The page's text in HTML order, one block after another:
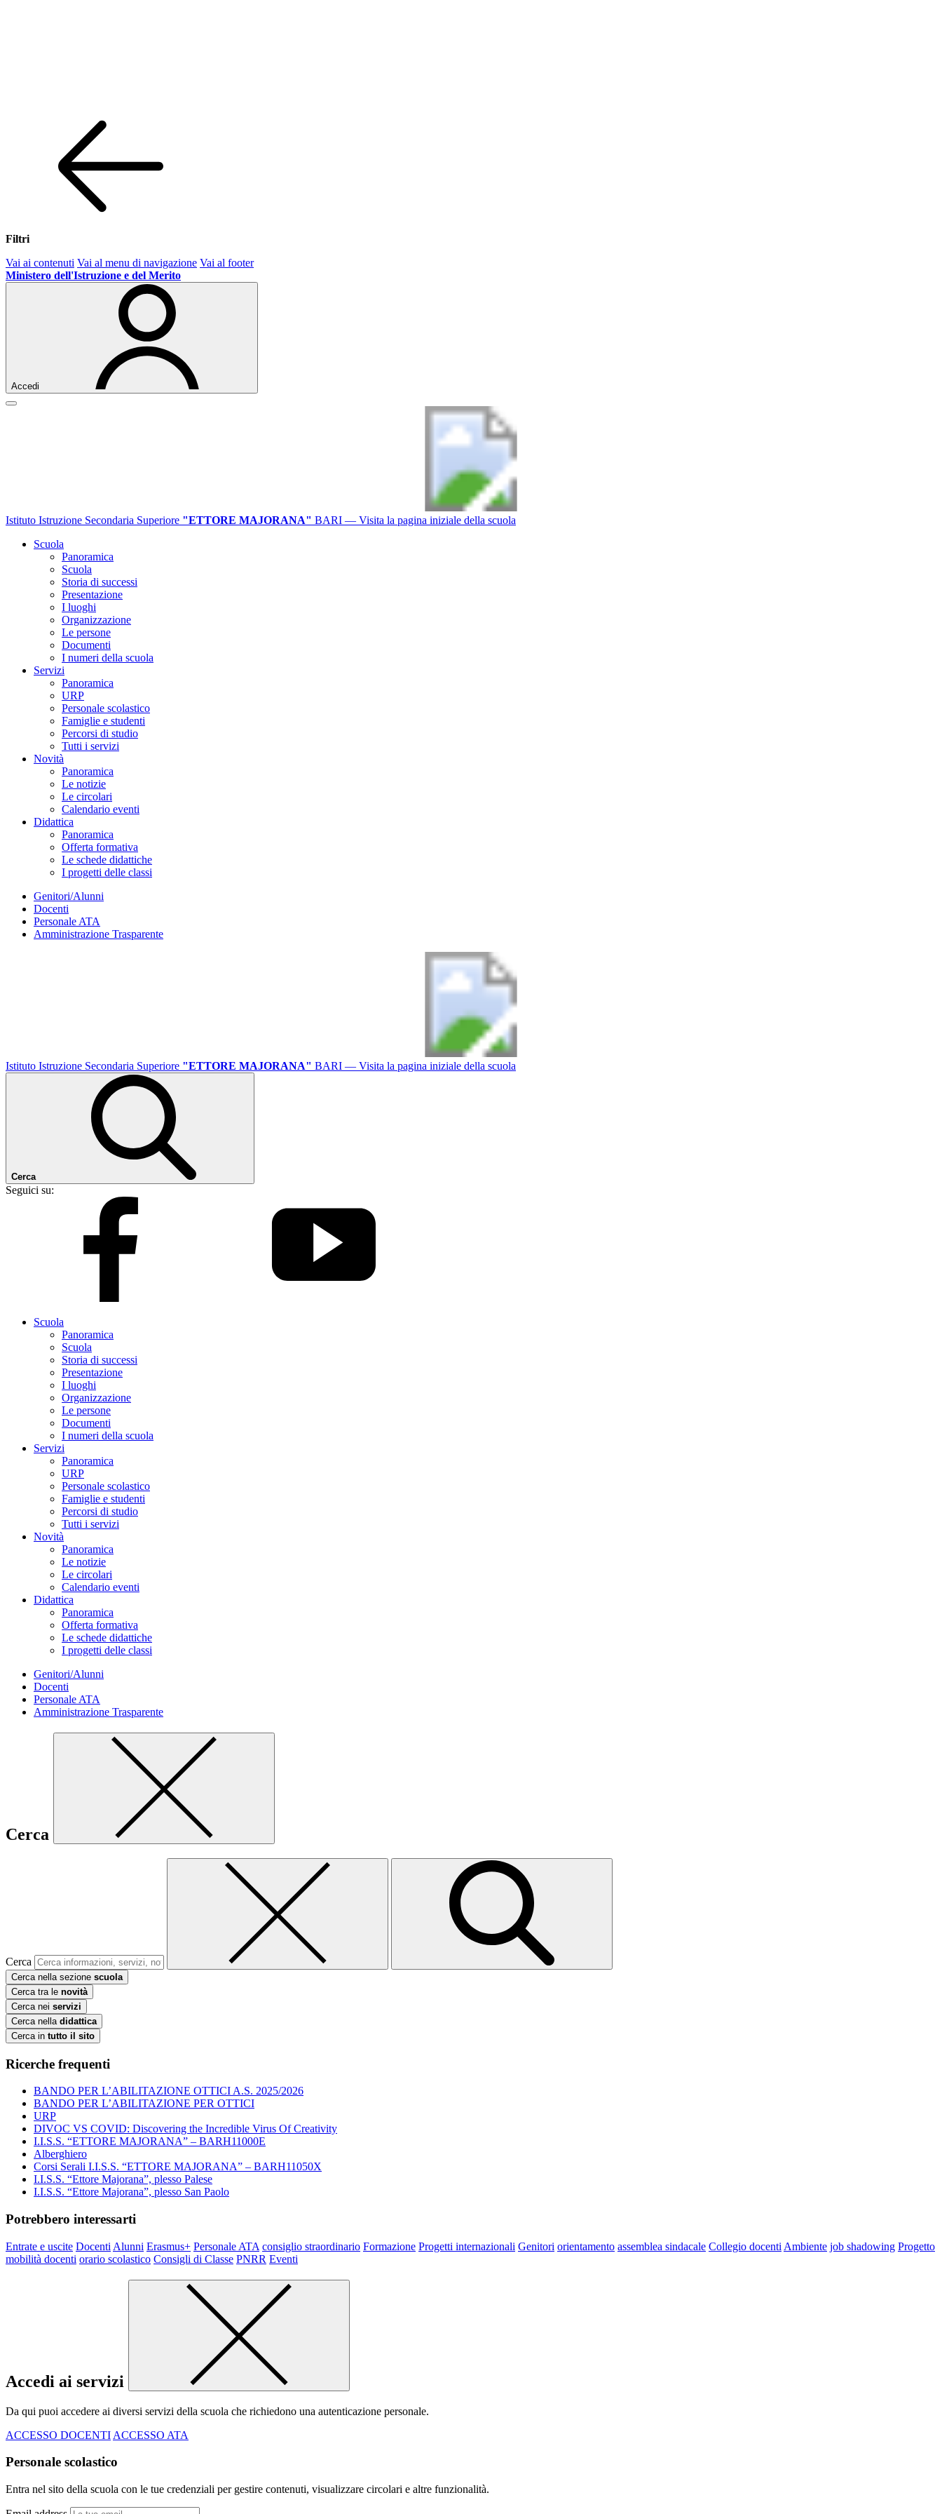
Filtri
Vai ai contenuti Vai al menu di navigazione Vai al footer
Ministero dell'Istruzione e del Merito
Accedi
Istituto Istruzione Secondaria Superiore "ETTORE MAJORANA" BARI — Visita la pagina iniziale della scuola
Scuola
Panoramica
Scuola
Storia di successi
Presentazione
I luoghi
Organizzazione
Le persone
Documenti
I numeri della scuola
Servizi
Panoramica
URP
Personale scolastico
Famiglie e studenti
Percorsi di studio
Tutti i servizi
Novità
Panoramica
Le notizie
Le circolari
Calendario eventi
Didattica
Panoramica
Offerta formativa
Le schede didattiche
I progetti delle classi
Genitori/Alunni
Docenti
Personale ATA
Amministrazione Trasparente
Istituto Istruzione Secondaria Superiore "ETTORE MAJORANA" BARI — Visita la pagina iniziale della scuola
Cerca
Seguici su:
Scuola
Panoramica
Scuola
Storia di successi
Presentazione
I luoghi
Organizzazione
Le persone
Documenti
I numeri della scuola
Servizi
Panoramica
URP
Personale scolastico
Famiglie e studenti
Percorsi di studio
Tutti i servizi
Novità
Panoramica
Le notizie
Le circolari
Calendario eventi
Didattica
Panoramica
Offerta formativa
Le schede didattiche
I progetti delle classi
Genitori/Alunni
Docenti
Personale ATA
Amministrazione Trasparente
Cerca
Cerca
Cerca nella sezione scuola
Cerca tra le novità
Cerca nei servizi
Cerca nella didattica
Cerca in tutto il sito
Ricerche frequenti
BANDO PER L’ABILITAZIONE OTTICI A.S. 2025/2026
BANDO PER L’ABILITAZIONE PER OTTICI
URP
DIVOC VS COVID: Discovering the Incredible Virus Of Creativity
I.I.S.S. “ETTORE MAJORANA” – BARH11000E
Alberghiero
Corsi Serali I.I.S.S. “ETTORE MAJORANA” – BARH11050X
I.I.S.S. “Ettore Majorana”, plesso Palese
I.I.S.S. “Ettore Majorana”, plesso San Paolo
Potrebbero interessarti
Entrate e uscite Docenti Alunni Erasmus+ Personale ATA consiglio straordinario Formazione Progetti internazionali Genitori orientamento assemblea sindacale Collegio docenti Ambiente job shadowing Progetto
mobilità docenti orario scolastico Consigli di Classe PNRR Eventi
Accedi ai servizi
Da qui puoi accedere ai diversi servizi della scuola che richiedono una autenticazione personale.
ACCESSO DOCENTI ACCESSO ATA
Personale scolastico
Entra nel sito della scuola con le tue credenziali per gestire contenuti, visualizzare circolari e altre funzionalità.